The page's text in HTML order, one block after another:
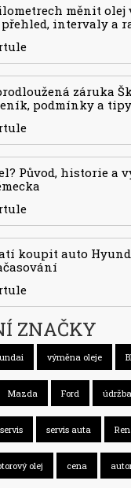
měnit olej
přehled, intervaly a
záruka
podmínky a tipy
Původ, historie a
koupit auto
ZNAČKY
výměna oleje
Mazda Ford údržba
servis servis auta
olej cena